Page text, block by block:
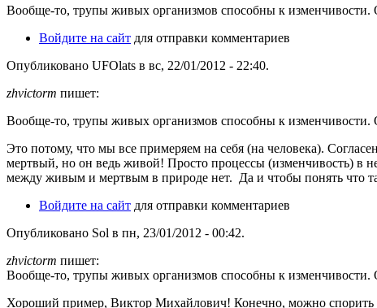
Вообще-то, трупы живых организмов способны к изменчивости.
Войдите на сайт для отправки комментариев
Опубликовано UFOlats в вс, 22/01/2012 - 22:40.
zhvictorm пишет:
Вообще-то, трупы живых организмов способны к изменчивости.
Это потому, что мы все примеряем на себя (на человека).
мертвый, но он ведь живой! Просто процессы (изменчивость) в
между живым и мертвым в природе нет. Да и чтобы понять что
Войдите на сайт для отправки комментариев
Опубликовано Sol в пн, 23/01/2012 - 00:42.
zhvictorm пишет:
Вообще-то, трупы живых организмов способны к
Хороший пример, Виктор Михайлович! Конечно, можно спорить